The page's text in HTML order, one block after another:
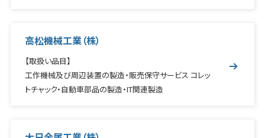
高松機械工業（株）
【取扱い品目】
工作機械及び周辺装置の製造・販売保守サービス コレッ
トチャック・自動車部品の製造・IT関連製造